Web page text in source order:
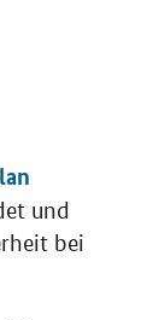
und
bei